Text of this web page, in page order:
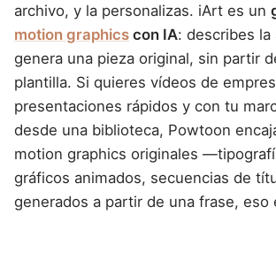
archivo, y la personalizas. iArt es un
motion graphics con IA: describes la
genera una pieza original, sin partir
plantilla. Si quieres vídeos de
presentaciones rápidos y con tu
desde una biblioteca, Powtoon
motion graphics originales
gráficos animados, secuencias de
generados a partir de una frase, eso